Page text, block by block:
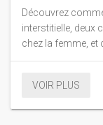
Découvrez
interstitielle, deux
chez la femme, et
VOIR PLUS